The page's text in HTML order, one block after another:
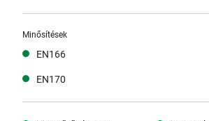
Minősítések
EN166
EN170